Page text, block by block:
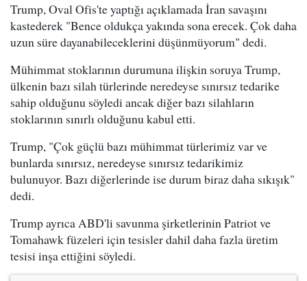
Trump, Oval Ofis'te yaptığı açıklamada İran savaşını
kastederek "Bence oldukça yakında sona erecek. Çok daha
uzun süre dayanabileceklerini düşünmüyorum" dedi.
Mühimmat stoklarının durumuna ilişkin soruya Trump,
ülkenin bazı silah türlerinde neredeyse sınırsız tedarike
sahip olduğunu söyledi ancak diğer bazı silahların
stoklarının sınırlı olduğunu kabul etti.
Trump, "Çok güçlü bazı mühimmat türlerimiz var ve
bunlarda sınırsız, neredeyse sınırsız tedarikimiz
bulunuyor. Bazı diğerlerinde ise durum biraz daha sıkışık"
dedi.
Trump ayrıca ABD'li savunma şirketlerinin Patriot ve
Tomahawk füzeleri için tesisler dahil daha fazla üretim
tesisi inşa ettiğini söyledi.